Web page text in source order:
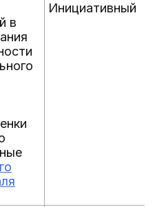
в
Инициативный